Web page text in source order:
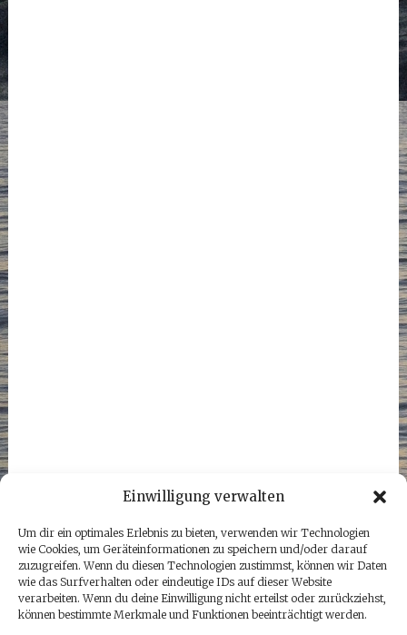
Einwilligung verwalten
Um dir ein optimales Erlebnis zu bieten, verwenden wir Technologien
wie Cookies, um Geräteinformationen zu speichern und/oder darauf
zuzugreifen. Wenn du diesen Technologien zustimmst, können wir Daten
wie das Surfverhalten oder eindeutige IDs auf dieser Website
verarbeiten. Wenn du deine Einwilligung nicht erteilst oder zurückziehst,
können bestimmte Merkmale und Funktionen beeinträchtigt werden.